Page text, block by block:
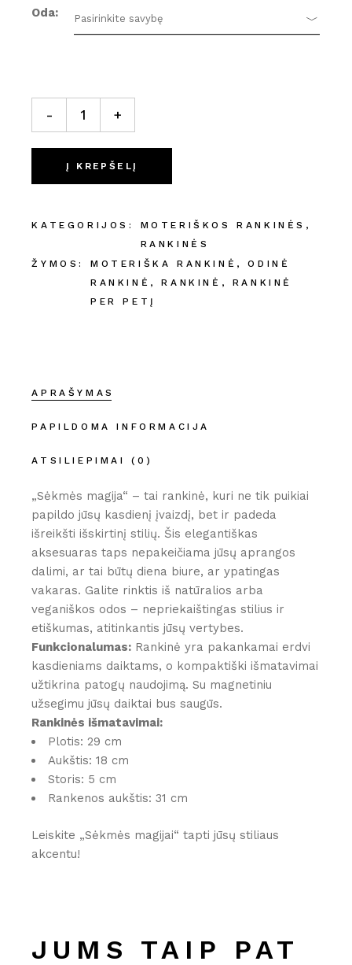
Oda Pasirinkite savybę
Rankinė „Sėkmės magija“ quantity
- +
Į KREPŠELĮ
KATEGORIJOS: MOTERIŠKOS RANKINĖS ,
RANKINĖS
ŽYMOS:
MOTERIŠKA RANKINĖ ,ODINĖ
RANKINĖ ,RANKINĖ , RANKINĖ
PER PETĮ
APRAŠYMAS
PAPILDOMA INFORMACIJA
ATSILIEPIMAI (0)
„Sėkmės magija“ – tai rankinė, kuri ne tik puikiai
papildo jūsų kasdienį įvaizdį, bet ir padeda
išreikšti išskirtinį stilių. Šis elegantiškas
aksesuaras taps nepakeičiama jūsų aprangos
dalimi, ar tai būtų diena biure, ar ypatingas
vakaras. Galite rinktis iš natūralios arba
veganiškos odos – nepriekaištingas stilius ir
etiškumas, atitinkantis jūsų vertybes.
Funkcionalumas: Rankinė yra pakankamai erdvi
kasdieniams daiktams, o kompaktiški išmatavimai
užtikrina patogų naudojimą. Su magnetiniu
užsegimu jūsų daiktai bus saugūs.
Rankinės išmatavimai:
Plotis: 29 cm
Aukštis: 18 cm
Storis: 5 cm
Rankenos aukštis: 31 cm
Leiskite „Sėkmės magijai“ tapti jūsų stiliaus
akcentu!
JUMS TAIP PAT